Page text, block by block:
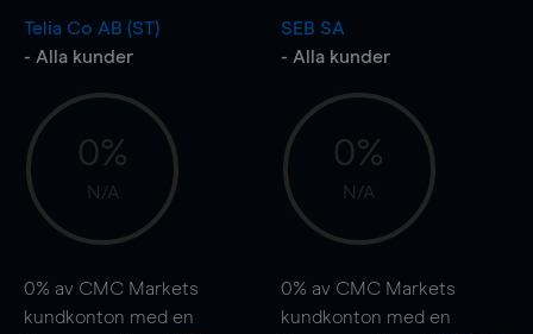
Telia Co AB (ST)
- Alla kunder
0%
N/A
0% av CMC Markets
kundkonton med en
SEB SA
- Alla kunder
0%
N/A
0% av CMC Markets
kundkonton med en